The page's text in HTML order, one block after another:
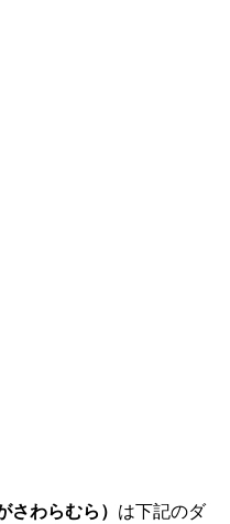
さわらむら） は下記のダ